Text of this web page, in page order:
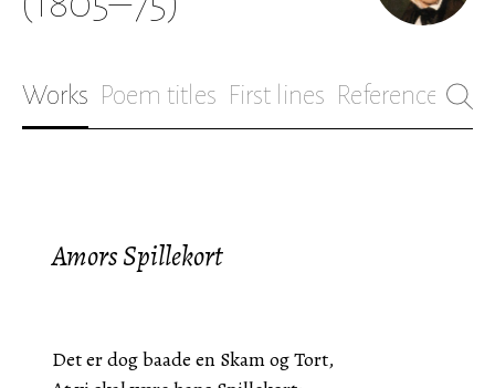
Works Poem titles First lines References
Amors Spillekort
Det er dog baade en Skam og Tort,